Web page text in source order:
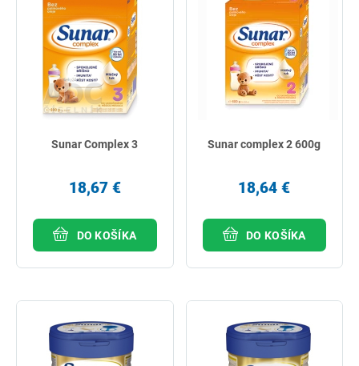
Sunar Complex 3
18,67 €
DO KOŠÍKA
Sunar complex 2 600g
18,64 €
DO KOŠÍKA